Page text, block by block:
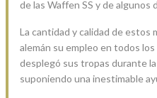
de las Waffen SS y de algunos
La cantidad y calidad de estos
alemán su empleo en todos
desplegó sus tropas durante
suponiendo una inestimable